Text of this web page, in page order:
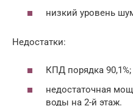
низкий уровень
Недостатки:
КПД порядка 90,1%;
недостаточная
воды на 2-й этаж.